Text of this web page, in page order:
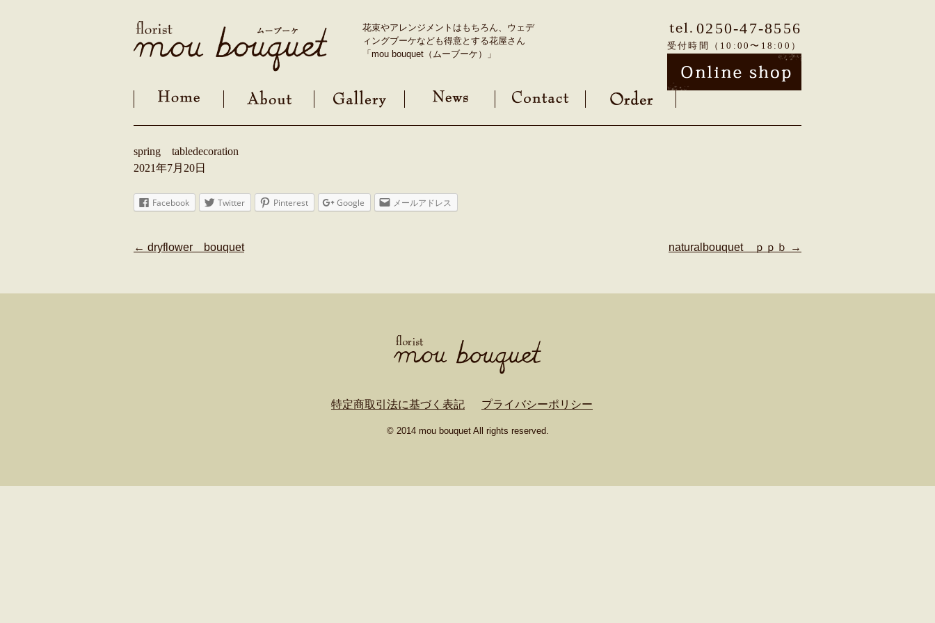
Skip
to
花束やアレンジメントはもちろん、ウェデ
ィングブーケなども得意とする花屋さん
「mou bouquet（ムーブーケ）」
0250-47-8556
受付時間（10:00〜18:00）
spring tabledecoration
2021年7月20日
Facebook Twitter Pinterest Google メールアドレス
Post
← dryflower bouquet naturalbouquet ｐｐｂ →
特定商取引法に基づく表記 プライバシーポリシー
© 2014 mou bouquet All rights reserved.